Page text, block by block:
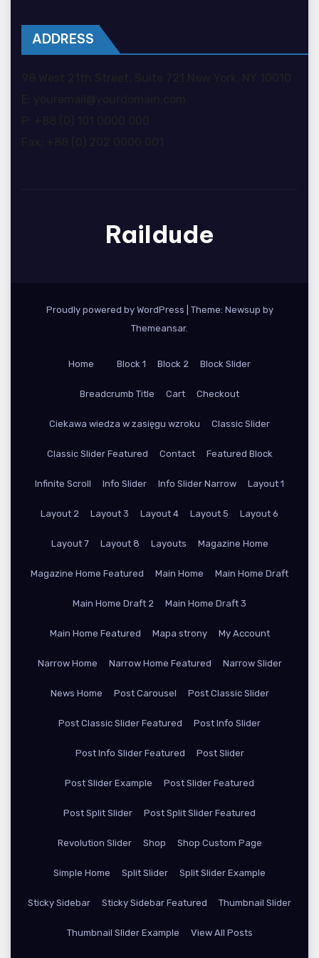
ADDRESS
Raildude
Proudly powered by WordPress
Theme: Newsup by
Themeansar.
Home Block 1 Block 2 Block Slider
Breadcrumb Title Cart Checkout
Ciekawa wiedza w zasięgu wzroku Classic Slider
Classic Slider Featured Contact Featured Block
Infinite Scroll Info Slider Info Slider Narrow Layout 1
Layout 2 Layout 3 Layout 4 Layout 5 Layout 6
Layout 7 Layout 8 Layouts Magazine Home
Magazine Home Featured Main Home Main Home Draft
Main Home Draft 2 Main Home Draft 3
Main Home Featured Mapa strony My Account
Narrow Home Narrow Home Featured Narrow Slider
News Home Post Carousel Post Classic Slider
Post Classic Slider Featured Post Info Slider
Post Info Slider Featured Post Slider
Post Slider Example Post Slider Featured
Post Split Slider Post Split Slider Featured
Revolution Slider Shop Shop Custom Page
Simple Home Split Slider Split Slider Example
Sticky Sidebar Sticky Sidebar Featured Thumbnail Slider
Thumbnail Slider Example View All Posts